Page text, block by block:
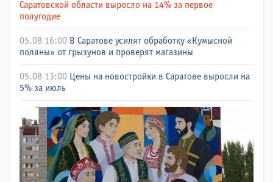
Саратовской области выросло на 14% за первое
полугодие
05.08 16:00 В Саратове усилят обработку «Кумысной
поляны» от грызунов и проверят магазины
05.08 13:00 Цены на новостройки в Саратове выросли на
5% за июль